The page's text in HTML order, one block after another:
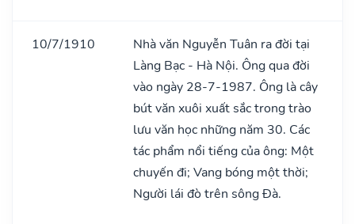
10/7/1910
Nhà văn Nguyễn Tuân ra đời tại
Làng Bạc - Hà Nội. Ông qua đời
vào ngày 28-7-1987. Ông là cây
bút văn xuôi xuất sắc trong trào
lưu văn học những năm 30. Các
tác phẩm nổi tiếng của ông: Một
chuyến đi; Vang bóng một thời;
Người lái đò trên sông Đà.